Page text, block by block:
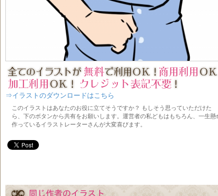
⇒イラストのダウンロードはこちら